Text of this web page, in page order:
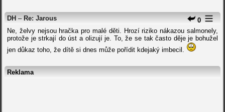
0
DH – Re: Jarous
Ne, želvy nejsou hračka pro malé děti. Hrozí riziko nákazou salmonely,
protože je strkají do úst a olizují je. To, že se tak často děje je bohužel
jen důkaz toho, že dítě si dnes může pořídit kdejaký imbecil.
Reklama